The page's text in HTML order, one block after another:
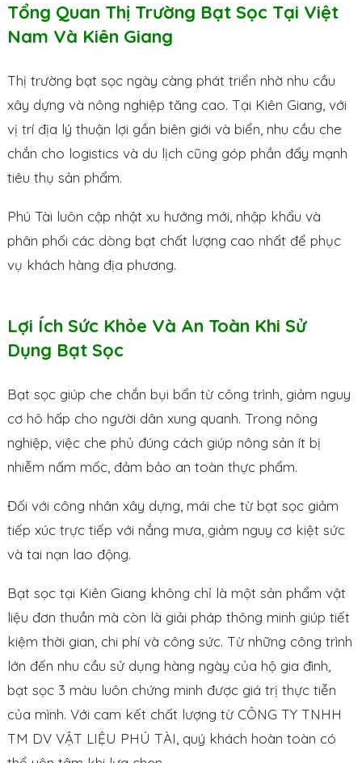
Tổng Quan Thị Trường Bạt Sọc Tại Việt
Nam Và Kiên Giang
Thị trường bạt sọc ngày càng phát triển nhờ nhu cầu
xây dựng và nông nghiệp tăng cao. Tại Kiên Giang, với
vị trí địa lý thuận lợi gần biên giới và biển, nhu cầu che
chắn cho logistics và du lịch cũng góp phần đẩy mạnh
tiêu thụ sản phẩm.
Phú Tài luôn cập nhật xu hướng mới, nhập khẩu và
phân phối các dòng bạt chất lượng cao nhất để phục
vụ khách hàng địa phương.
Lợi Ích Sức Khỏe Và An Toàn Khi Sử
Dụng Bạt Sọc
Bạt sọc giúp che chắn bụi bẩn từ công trình, giảm nguy
cơ hô hấp cho người dân xung quanh. Trong nông
nghiệp, việc che phủ đúng cách giúp nông sản ít bị
nhiễm nấm mốc, đảm bảo an toàn thực phẩm.
Đối với công nhân xây dựng, mái che từ bạt sọc giảm
tiếp xúc trực tiếp với nắng mưa, giảm nguy cơ kiệt sức
và tai nạn lao động.
Bạt sọc tại Kiên Giang không chỉ là một sản phẩm vật
liệu đơn thuần mà còn là giải pháp thông minh giúp tiết
kiệm thời gian, chi phí và công sức. Từ những công trình
lớn đến nhu cầu sử dụng hàng ngày của hộ gia đình,
bạt sọc 3 màu luôn chứng minh được giá trị thực tiễn
của mình. Với cam kết chất lượng từ CÔNG TY TNHH
TM DV VẬT LIỆU PHÚ TÀI, quý khách hoàn toàn có